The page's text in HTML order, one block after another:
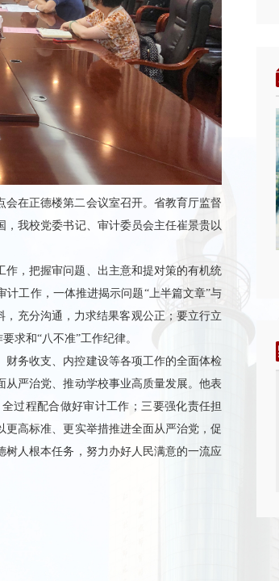
会在正德楼第二会议室召开。省教育厅监督
我校党委书记、审计委员会主任崔景贵以
，把握审问题、出主意和提对策的有机统
工作，一体推进揭示问题“上半篇文章”与
充分沟通，力求结果客观公正；要立行立
求和“八不准”工作纪律。
务收支、内控建设等各项工作的全面体检
严治党、推动学校事业高质量发展。他表
过程配合做好审计工作；三要强化责任担
高标准、更实举措推进全面从严治党，促
人根本任务，努力办好人民满意的一流应